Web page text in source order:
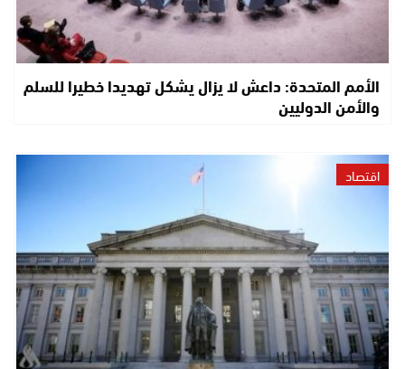
الأمم المتحدة: داعش لا يزال يشكل تهديدا خطيرا للسلم
والأمن الدوليين
اقتصاد